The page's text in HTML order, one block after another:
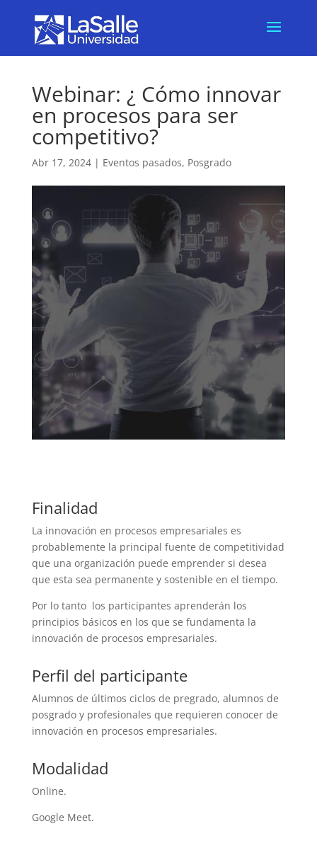
Webinar: ¿ Cómo innovar
en procesos para ser
competitivo?
Abr 17, 2024| Eventos pasados, Posgrado
Finalidad
La innovación en procesos empresariales es
probablemente la principal fuente de competitividad
que una organización puede emprender si desea
que esta sea permanente y sostenible en el tiempo.
Por lo tanto los participantes aprenderán los
principios básicos en los que se fundamenta la
innovación de procesos empresariales.
Perfil del participante
Alumnos de últimos ciclos de pregrado, alumnos de
posgrado y profesionales que requieren conocer de
innovación en procesos empresariales.
Modalidad
Online.
Google Meet.